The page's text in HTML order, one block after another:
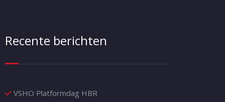
Recente berichten
VSHO Platformdag HBR